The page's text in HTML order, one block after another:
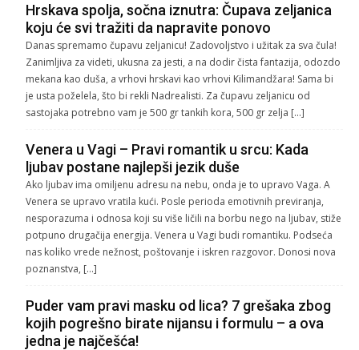
Hrskava spolja, sočna iznutra: Čupava zeljanica
koju će svi tražiti da napravite ponovo
Danas spremamo čupavu zeljanicu! Zadovoljstvo i užitak za sva čula!
Zanimljiva za videti, ukusna za jesti, a na dodir čista fantazija, odozdo
mekana kao duša, a vrhovi hrskavi kao vrhovi Kilimandžara! Sama bi
je usta poželela, što bi rekli Nadrealisti. Za čupavu zeljanicu od
sastojaka potrebno vam je 500 gr tankih kora, 500 gr zelja […]
Venera u Vagi – Pravi romantik u srcu: Kada
ljubav postane najlepši jezik duše
Ako ljubav ima omiljenu adresu na nebu, onda je to upravo Vaga. A
Venera se upravo vratila kući. Posle perioda emotivnih previranja,
nesporazuma i odnosa koji su više ličili na borbu nego na ljubav, stiže
potpuno drugačija energija. Venera u Vagi budi romantiku. Podseća
nas koliko vrede nežnost, poštovanje i iskren razgovor. Donosi nova
poznanstva, […]
Puder vam pravi masku od lica? 7 grešaka zbog
kojih pogrešno birate nijansu i formulu – a ova
jedna je najčešća!